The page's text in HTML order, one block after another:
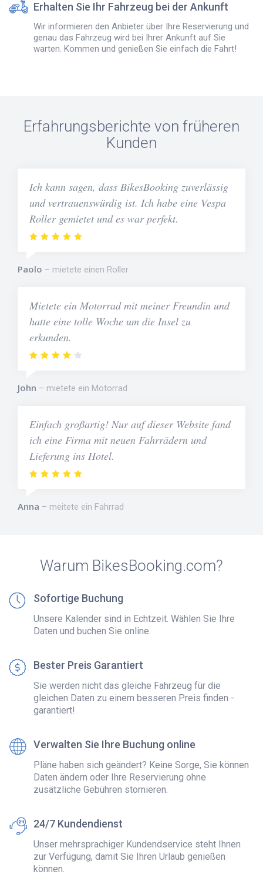
Erhalten Sie Ihr Fahrzeug bei der Ankunft
Wir informieren den Anbieter über Ihre Reservierung und
genau das Fahrzeug wird bei Ihrer Ankunft auf Sie
warten. Kommen und genießen Sie einfach die Fahrt!
Erfahrungsberichte von früheren
Kunden
Ich kann sagen, dass BikesBooking zuverlässig
und vertrauenswürdig ist. Ich habe eine Vespa
Roller gemietet und es war perfekt.
Paolo mietete einen Roller
Mietete ein Motorrad mit meiner Freundin und
hatte eine tolle Woche um die Insel zu
erkunden.
John mietete ein Motorrad
Einfach großartig! Nur auf dieser Website fand
ich eine Firma mit neuen Fahrrädern und
Lieferung ins Hotel.
Anna meitete ein Fahrrad
Warum BikesBooking.com?
Sofortige Buchung
Unsere Kalender sind in Echtzeit. Wählen Sie Ihre
Daten und buchen Sie online.
Bester Preis Garantiert
Sie werden nicht das gleiche Fahrzeug für die
gleichen Daten zu einem besseren Preis finden -
garantiert!
Verwalten Sie Ihre Buchung online
Pläne haben sich geändert? Keine Sorge, Sie können
Daten ändern oder Ihre Reservierung ohne
zusätzliche Gebühren stornieren.
24/7 Kundendienst
Unser mehrsprachiger Kundendservice steht Ihnen
zur Verfügung, damit Sie Ihren Urlaub genießen
können.